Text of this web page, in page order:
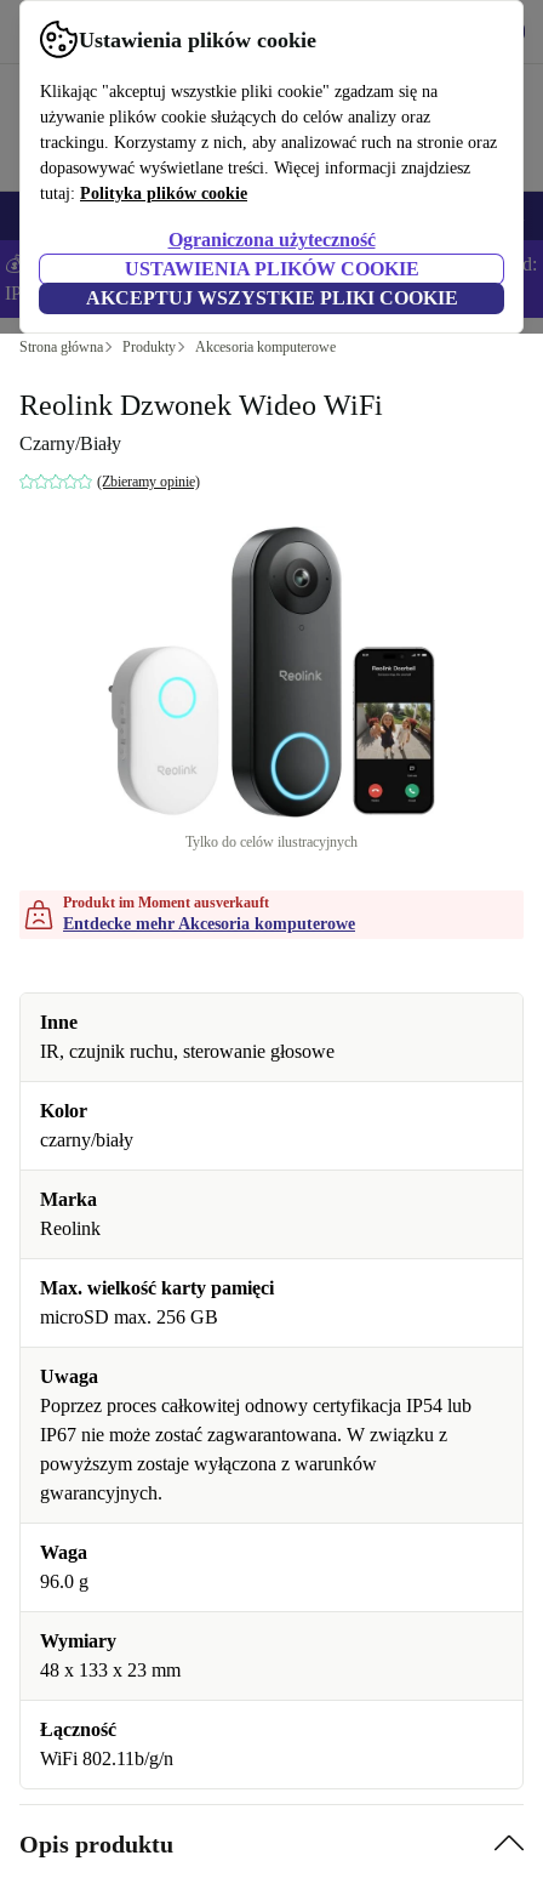
Ustawienia plików cookie
Klikając "akceptuj wszystkie pliki cookie" zgadzam się na
używanie plików cookie służących do celów analizy oraz
trackingu. Korzystamy z nich, aby analizować ruch na stronie oraz
dopasowywać wyświetlane treści. Więcej informacji znajdziesz
tutaj: Polityka plików cookie
Ograniczona użyteczność
USTAWIENIA PLIKÓW COOKIE
AKCEPTUJ WSZYSTKIE PLIKI COOKIE
Korzystaj z refurbed szybko i łatwo
💰Zaoszczędź DODATKOWE 5% na wszystkich iPhone’ach – Kod:
IPHONEDEAL –Regulamin
Strona główna Produkty Akcesoria komputerowe
Reolink Dzwonek Wideo WiFi
Czarny/Biały
(Zbieramy opinie)
Tylko do celów ilustracyjnych
Produkt im Moment ausverkauft
Entdecke mehr Akcesoria komputerowe
Inne
IR, czujnik ruchu, sterowanie głosowe
Kolor
czarny/biały
Marka
Reolink
Max. wielkość karty pamięci
microSD max. 256 GB
Uwaga
Poprzez proces całkowitej odnowy certyfikacja IP54 lub
IP67 nie może zostać zagwarantowana. W związku z
powyższym zostaje wyłączona z warunków
gwarancyjnych.
Waga
96.0 g
Wymiary
48 x 133 x 23 mm
Łączność
WiFi 802.11b/g/n
Opis produktu